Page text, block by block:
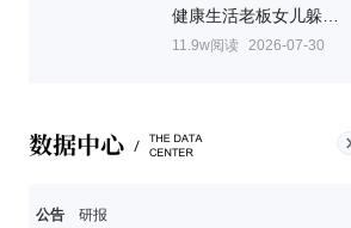
健康生活老板女儿躲过
一劫
11.9w阅读 2026-07-30
公告 研报